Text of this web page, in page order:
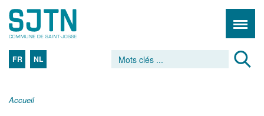
FR NL
Accueil